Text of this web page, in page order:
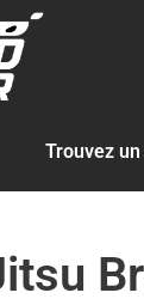
Trouvez